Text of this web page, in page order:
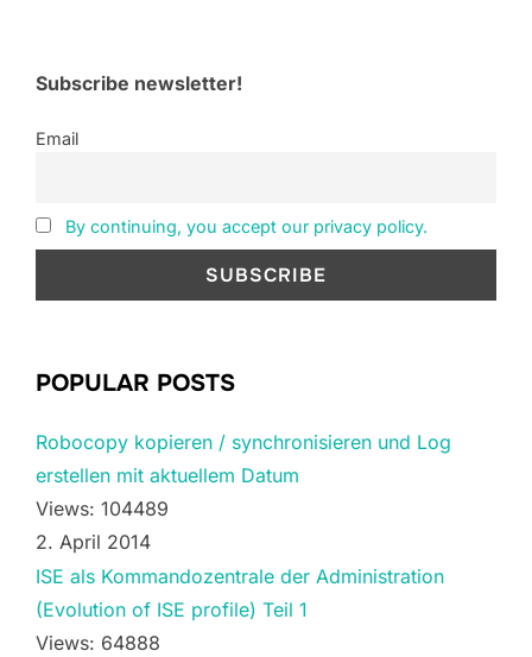
Subscribe newsletter!
Email
By continuing, you accept our privacy policy.
POPULAR POSTS
Robocopy kopieren / synchronisieren und Log
erstellen mit aktuellem Datum
Views: 104489
2. April 2014
ISE als Kommandozentrale der Administration
(Evolution of ISE profile) Teil 1
Views: 64888